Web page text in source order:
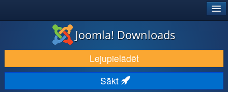
LEJUPIELĀDĒT UN PAPLAŠINĀT
ATKLĀJ UN IEMĀCIES
KOPIENA UN ATBALSTS
Joomla! Downloads
Lejupielādēt
Sākt